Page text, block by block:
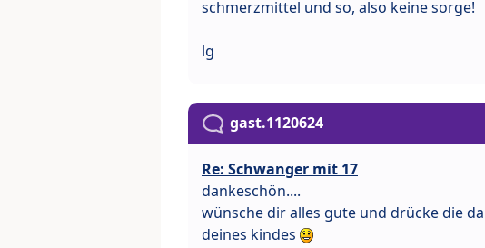
schmerzmittel und so, also keine sorge!
lg
gast.1120624
Re: Schwanger mit 17
dankeschön....
wünsche dir alles gute und drücke die
deines kindes